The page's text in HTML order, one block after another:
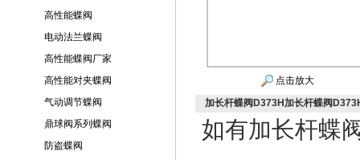
高性能蝶阀
电动法兰蝶阀
高性能蝶阀厂家
高性能对夹蝶阀
气动调节蝶阀
鼎球阀系列蝶阀
防盗蝶阀
点击放大
加长杆蝶阀D373H加长杆蝶阀
如有加长杆蝶